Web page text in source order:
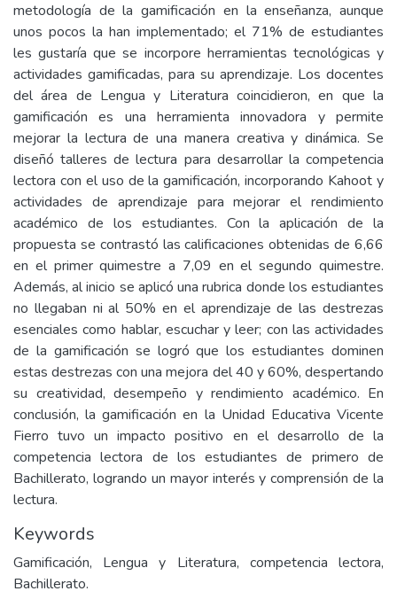
metodología de la gamificación en la enseñanza, aunque
unos pocos la han implementado; el 71% de estudiantes
les gustaría que se incorpore herramientas tecnológicas y
actividades gamificadas, para su aprendizaje. Los docentes
del área de Lengua y Literatura coincidieron, en que la
gamificación es una herramienta innovadora y permite
mejorar la lectura de una manera creativa y dinámica. Se
diseñó talleres de lectura para desarrollar la competencia
lectora con el uso de la gamificación, incorporando Kahoot y
actividades de aprendizaje para mejorar el rendimiento
académico de los estudiantes. Con la aplicación de la
propuesta se contrastó las calificaciones obtenidas de 6,66
en el primer quimestre a 7,09 en el segundo quimestre.
Además, al inicio se aplicó una rubrica donde los estudiantes
no llegaban ni al 50% en el aprendizaje de las destrezas
esenciales como hablar, escuchar y leer; con las actividades
de la gamificación se logró que los estudiantes dominen
estas destrezas con una mejora del 40 y 60%, despertando
su creatividad, desempeño y rendimiento académico. En
conclusión, la gamificación en la Unidad Educativa Vicente
Fierro tuvo un impacto positivo en el desarrollo de la
competencia lectora de los estudiantes de primero de
Bachillerato, logrando un mayor interés y comprensión de la
lectura.
Keywords
Gamificación, Lengua y Literatura, competencia lectora,
Bachillerato.